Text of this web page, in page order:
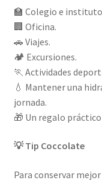
🏫 Colegio e
🏢 Oficina.
🚗 Viajes.
🏕️ Excursiones.
🏃 Actividades
💧 Mantener una
jornada.
🎁 Un regalo
💡 Tip Coccolate
Para conservar